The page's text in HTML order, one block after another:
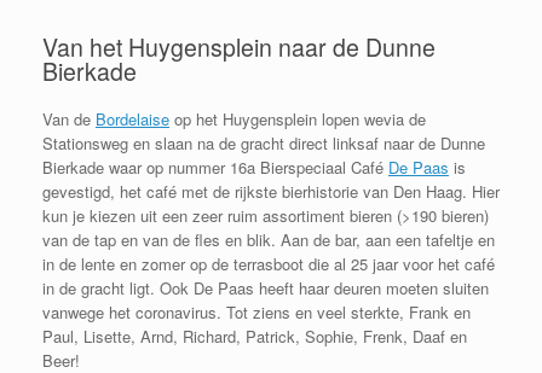
Van het Huygensplein naar de Dunne
Bierkade
Van de Bordelaise op het Huygensplein lopen wevia de
Stationsweg en slaan na de gracht direct linksaf naar de Dunne
Bierkade waar op nummer 16a Bierspeciaal Café De Paas is
gevestigd, het café met de rijkste bierhistorie van Den Haag. Hier
kun je kiezen uit een zeer ruim assortiment bieren (>190 bieren)
van de tap en van de fles en blik. Aan de bar, aan een tafeltje en
in de lente en zomer op de terrasboot die al 25 jaar voor het café
in de gracht ligt. Ook De Paas heeft haar deuren moeten sluiten
vanwege het coronavirus. Tot ziens en veel sterkte, Frank en
Paul, Lisette, Arnd, Richard, Patrick, Sophie, Frenk, Daaf en
Beer!